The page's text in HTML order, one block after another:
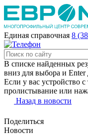
Единая справочная 8
В списке найденных
вниз для выбора и
Если у вас устройство
пролистывание или
Назад в новости
Поделиться
Новости